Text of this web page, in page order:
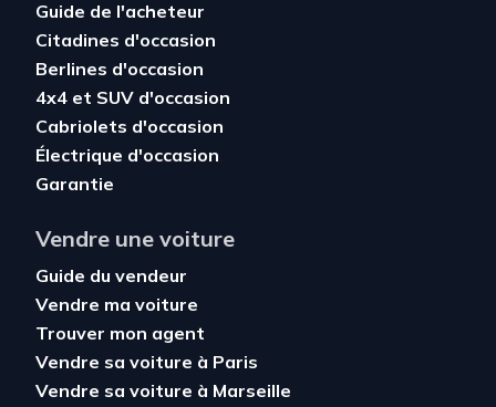
Guide de l'acheteur
Citadines d'occasion
Berlines d'occasion
4x4 et SUV d'occasion
Cabriolets d'occasion
Électrique d'occasion
Garantie
Vendre une voiture
Guide du vendeur
Vendre ma voiture
Trouver mon agent
Vendre sa voiture à Paris
Vendre sa voiture à Marseille